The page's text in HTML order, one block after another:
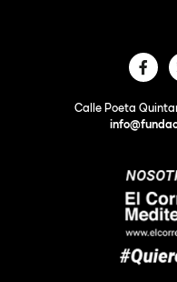
Calle Poeta